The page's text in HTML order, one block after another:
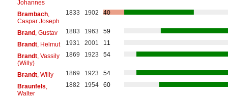
Johannes
Brambach,
Caspar Joseph
1833 1902 40
Brand, Gustav 1883 1963
59
Brandt, Helmut 1931 2001
11
Brandt, Vassily
(Willy)
1869 1923 54
Brandt, Willy 1869 1923
54
Braunfels
Walter
1882 1954 60